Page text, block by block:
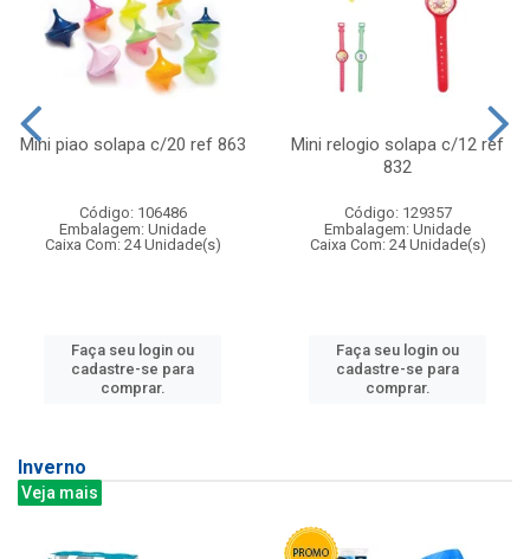
Mini piao solapa c/20 ref 863
Código: 106486
Embalagem: Unidade
Caixa Com: 24 Unidade(s)
Faça seu login ou
cadastre-se para
comprar.
Mini relogio solapa c/12 ref
832
Código: 129357
Embalagem: Unidade
Caixa Com: 24 Unidade(s)
Faça seu login ou
cadastre-se para
comprar.
Inverno
Veja mais